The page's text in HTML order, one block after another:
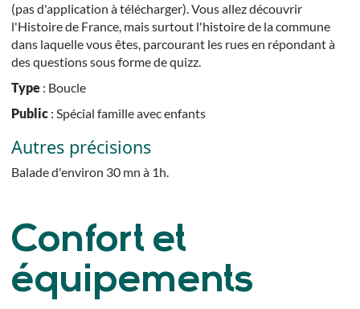
(pas d'application à télécharger). Vous allez découvrir
l'Histoire de France, mais surtout l'histoire de la commune
dans laquelle vous êtes, parcourant les rues en répondant à
des questions sous forme de quizz.
Type: Boucle
Public: Spécial famille avec enfants
Autres précisions
Balade d'environ 30 mn à 1h.
Confort et
équipements